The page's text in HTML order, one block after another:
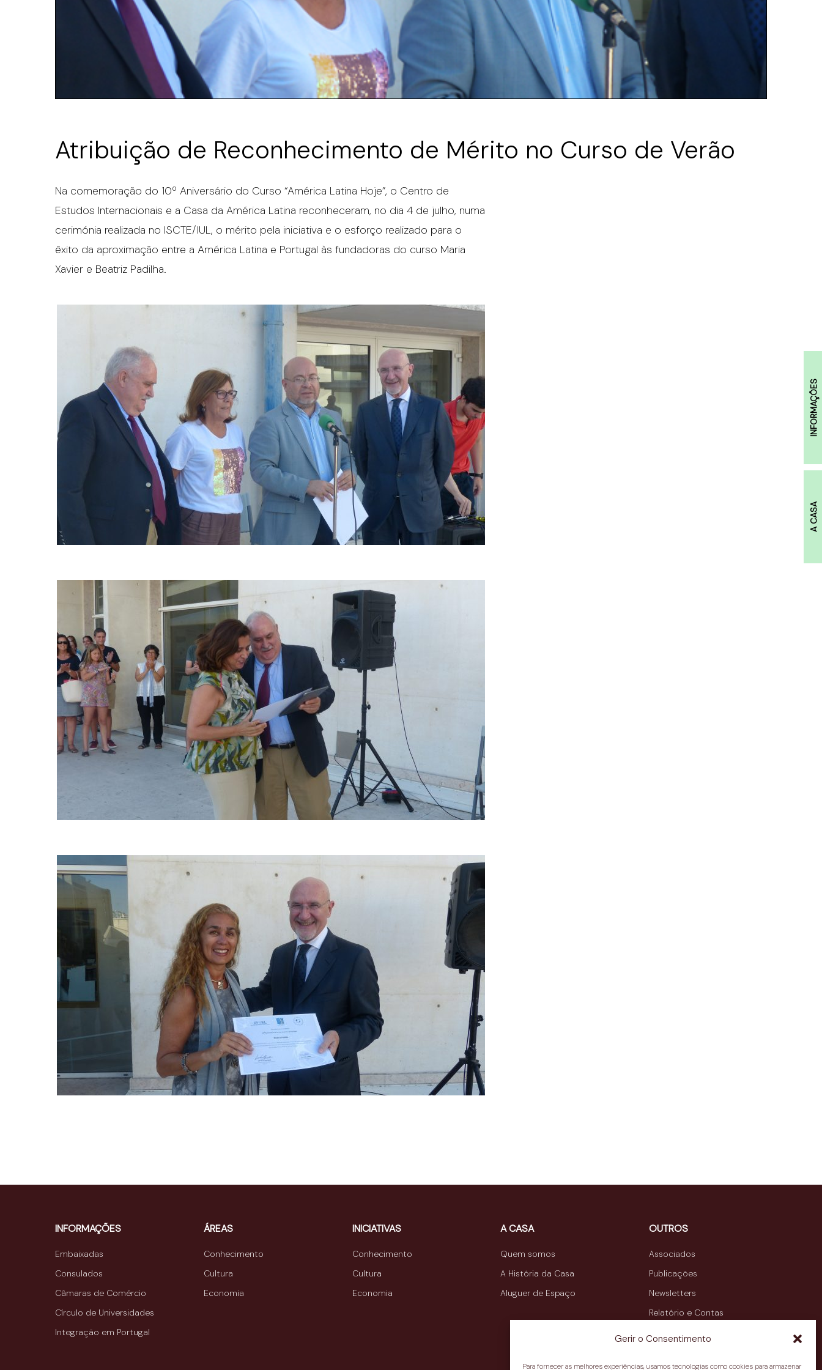
Gerir o Consentimento
Para fornecer as melhores experiências, usamos tecnologias como cookies para armazenar
INFORMAÇÕES
A CASA
Atribuição de Reconhecimento de Mérito no Curso de Verão
Na comemoração do 10º Aniversário do Curso “América Latina Hoje”, o Centro de
Estudos Internacionais e a Casa da América Latina reconheceram, no dia 4 de julho, numa
cerimónia realizada no ISCTE/IUL, o mérito pela iniciativa e o esforço realizado para o
êxito da aproximação entre a América Latina e Portugal às fundadoras do curso Maria
Xavier e Beatriz Padilha.
INFORMAÇÕES
Embaixadas
Consulados
Câmaras de Comércio
Círculo de Universidades
Integração em Portugal
ÁREAS
Conhecimento
Cultura
Economia
INICIATIVAS
Conhecimento
Cultura
Economia
A CASA
Quem somos
A História da Casa
Aluguer de Espaço
OUTROS
Associados
Publicações
Newsletters
Relatório e Contas